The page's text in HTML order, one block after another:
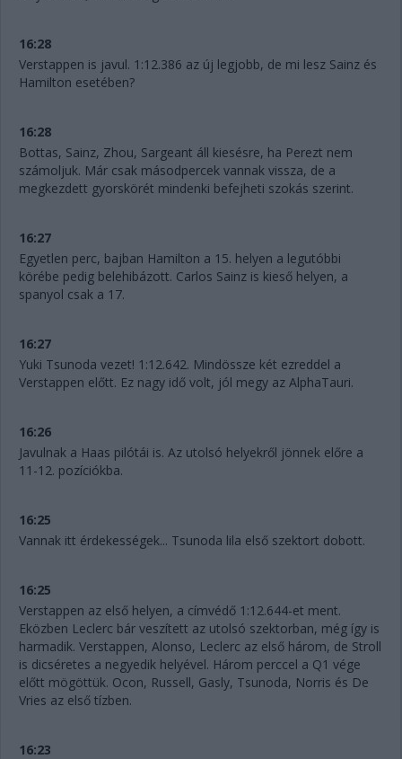
16:28
Verstappen is javul. 1:12.386 az új legjobb, de mi lesz Sainz és
Hamilton esetében?
16:28
Bottas, Sainz, Zhou, Sargeant áll kiesésre, ha Perezt nem
számoljuk. Már csak másodpercek vannak vissza, de a
megkezdett gyorskörét mindenki befejheti szokás szerint.
16:27
Egyetlen perc, bajban Hamilton a 15. helyen a legutóbbi
körébe pedig belehibázott. Carlos Sainz is kieső helyen, a
spanyol csak a 17.
16:27
Yuki Tsunoda vezet! 1:12.642. Mindössze két ezreddel a
Verstappen előtt. Ez nagy idő volt, jól megy az AlphaTauri.
16:26
Javulnak a Haas pilótái is. Az utolsó helyekről jönnek előre a
11-12. pozíciókba.
16:25
Vannak itt érdekességek... Tsunoda lila első szektort dobott.
16:25
Verstappen az első helyen, a címvédő 1:12.644-et ment.
Eközben Leclerc bár veszített az utolsó szektorban, még így is
harmadik. Verstappen, Alonso, Leclerc az első három, de Stroll
is dicséretes a negyedik helyével. Három perccel a Q1 vége
előtt mögöttük. Ocon, Russell, Gasly, Tsunoda, Norris és De
Vries az első tízben.
16:23